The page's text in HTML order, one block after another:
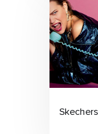
Skechers